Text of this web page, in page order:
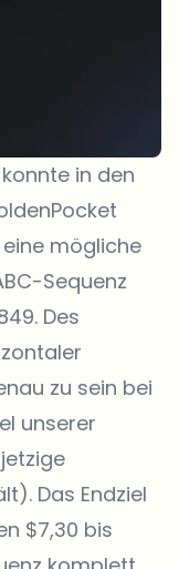
in den
mögliche
Sequenz
Des
zu sein bei
unserer
Das Endziel
$7,30 bis